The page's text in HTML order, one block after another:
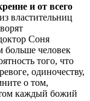
и от всего
властительниц
Соня
больше человек
того, что
одиночеству,
о том,
каждый божий